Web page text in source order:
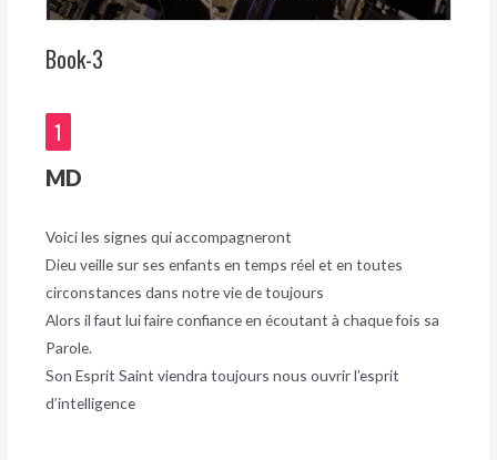
Book-3
1
MD
Voici les signes qui accompagneront
Dieu veille sur ses enfants en temps réel et en toutes
circonstances dans notre vie de toujours
Alors il faut lui faire confiance en écoutant à chaque fois sa
Parole.
Son Esprit Saint viendra toujours nous ouvrir l’esprit
d’intelligence